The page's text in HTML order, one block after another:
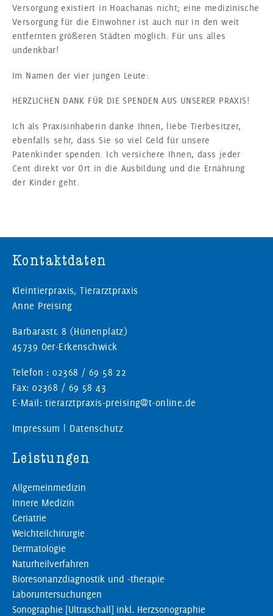
Versorgung existiert in Hoachanas nicht; eine medizinische
Versorgung für die Einwohner ist auch nur in den weit
entfernten größeren Städten möglich. Für uns alles
undenkbar!
Im Namen der vier jungen Leute:
HERZLICHEN DANK FÜR DIE SPENDEN AUS UNSERER PRAXIS!
Ich als Praxisinhaberin danke Ihnen, liebe Tierbesitzer,
ebenfalls sehr, dass Sie so viel Geld für unsere
Patenkinder spenden. Ich versichere Ihnen, dass jeder
Cent direkt vor Ort in die Ausbildung und die Ernährung
der Kinder geht.
Kontaktdaten
Kleintierpraxis, Tierarztpraxis
Anne Preising
Barbarastr. 8 (Hünenplatz)
45739 Oer-Erkenschwick
Telefon : 02368 / 69 58 22
Fax: 02368 / 69 58 43
E-Mail: tierarztpraxis-preising@t-online.de
Impressum Datenschutz
Leistungen
Allgemeinmedizin
Innere Medizin
Geriatrie
Weichteilchirurgie
Dermatologie
Naturheilverfahren
Bioresonanzdiagnostik und -therapie
Laboruntersuchungen
Sonographie [Ultraschall] inkl. Herzsonographie